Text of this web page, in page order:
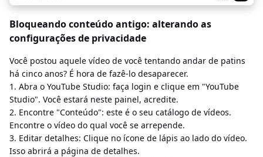
Bloqueando conteúdo antigo: alterando as
configurações de privacidade
Você postou aquele vídeo de você tentando andar de patins
há cinco anos? É hora de fazê-lo desaparecer.
1. Abra o YouTube Studio: faça login e clique em "YouTube
Studio". Você estará neste painel, acredite.
2. Encontre "Conteúdo": este é o seu catálogo de vídeos.
Encontre o vídeo do qual você se arrepende.
3. Editar detalhes: Clique no ícone de lápis ao lado do vídeo.
Isso abrirá a página de detalhes.